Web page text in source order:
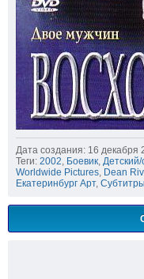
Дата создания: 16 декабря
Теги: 2002, Боевик,
Worldwide Pictures, Dean
Екатеринбург Арт,